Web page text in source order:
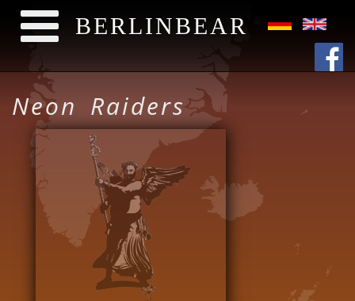
Direkt zum Inhalt
BERLINBEAR
Neon Raiders